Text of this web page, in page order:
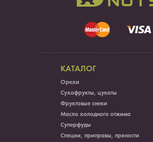
КАТАЛОГ
Орехи
Сухофрукты, цукаты
Фруктовые снеки
Масло холодного отжима
Суперфуды
Специи, приправы, пряности